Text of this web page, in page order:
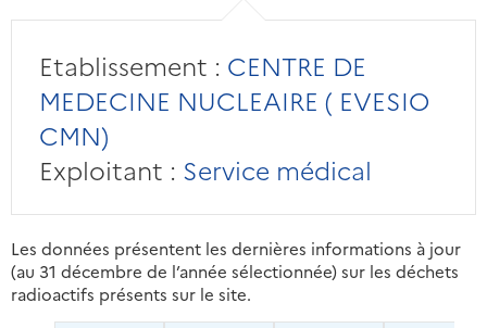
Etablissement : CENTRE DE
MEDECINE NUCLEAIRE ( EVESIO
CMN)
Exploitant : Service médical
Les données présentent les dernières informations à jour
(au 31 décembre de l’année sélectionnée) sur les déchets
radioactifs présents sur le site.